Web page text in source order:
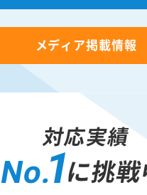
メディア掲載情報
対応実績
No.1に挑戦